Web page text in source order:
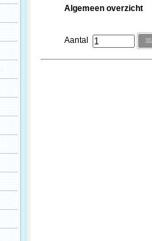
Algemeen overzicht
Aantal